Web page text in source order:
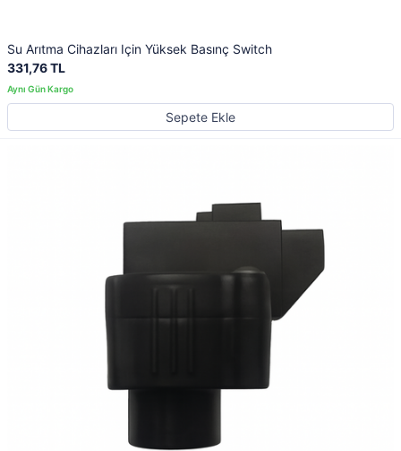
Su Arıtma Cihazları Için Yüksek Basınç Switch
331,76 TL
Sepete Ekle